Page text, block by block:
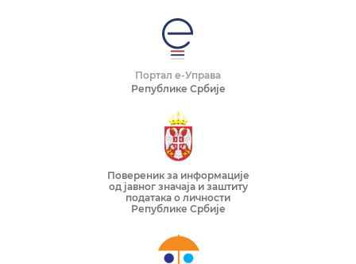
Портал е-Управа
Републике Србије
Повереник за информације
од јавног значаја и заштиту
података о личности
Републике Србије